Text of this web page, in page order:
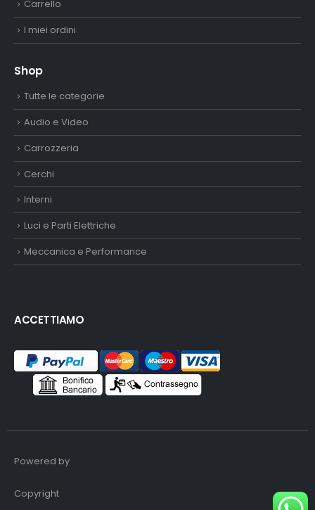
Carrello
I miei ordini
Shop
Tutte le categorie
Audio e Video
Carrozzeria
Cerchi
Interni
Luci e Parti Elettriche
Meccanica e Performance
ACCETTIAMO
Powered by
Copyright